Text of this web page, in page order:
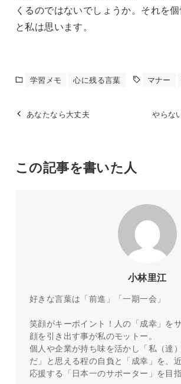
くるのではないでしょうか。それを
と私は思います。
学習メモ 心に残る言葉 マナー
あなたなら大丈夫 やらな
この記事を書いた人
小林里江
好きな言葉は「前進」「一期一会」
笑顔がキーポイント！人の「成幸」を
顔を引き出す事が私のモットー。
個人や企業が持ち味を活かし「私（達
だ」と思える程の自負と「成幸」を、
応援する「日本一のサポーター」を目指